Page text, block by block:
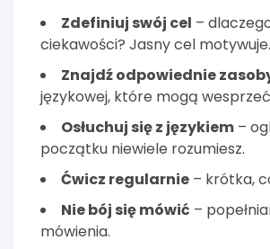
Zdefiniuj swój cel –
ciekawości? Jasny cel motywuje.
Znajdź odpowiednie
językowej, które mogą
Osłuchuj się z językiem –
początku niewiele rozumiesz.
Ćwicz regularnie – krótka,
Nie bój się mówić –
mówienia.